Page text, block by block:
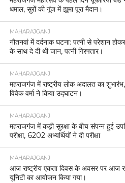
धमाल, सुरों की गूंज में झूमा पूरा मैदान।
MAHARAJGANJ
नौतनवां में दर्दनाक घटना: पत्नी से परेशान
के साथ दे दी थी जान, पत्नी गिरफ्तार।
MAHARAJGANJ
महराजगंज में राष्ट्रीय लोक अदालत का शुभारंभ,
विवेक वर्मा ने किया उद्घाटन।
MAHARAJGANJ
महराजगंज में कड़ी सुरक्षा के बीच संपन्न हुई
परीक्षा, 6202 अभ्यर्थियों ने दी परीक्षा
MAHARAJGANJ
आज राष्ट्रीय एकता दिवस के अवसर पर आज
यूनिटी का आयोजन किया गया।